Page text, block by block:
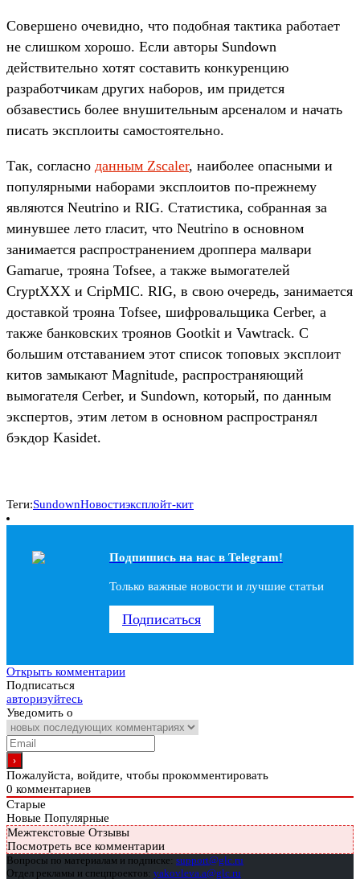
Совершено очевидно, что подобная тактика работает
не слишком хорошо. Если авторы Sundown
действительно хотят составить конкуренцию
разработчикам других наборов, им придется
обзавестись более внушительным арсеналом и начать
писать эксплоиты самостоятельно.
Так, согласно данным Zscaler, наиболее опасными и
популярными наборами эксплоитов по-прежнему
являются Neutrino и RIG. Статистика, собранная за
минувшее лето гласит, что Neutrino в основном
занимается распространением дроппера малвари
Gamarue, трояна Tofsee, а также вымогателей
CryptXXX и CripMIC. RIG, в свою очередь, занимается
доставкой трояна Tofsee, шифровальщика Cerber, а
также банковских троянов Gootkit и Vawtrack. С
большим отставанием этот список топовых эксплоит
китов замыкают Magnitude, распространяющий
вымогателя Cerber, и Sundown, который, по данным
экспертов, этим летом в основном распространял
бэкдор Kasidet.
Теги:SundownНовостиэксплойт-кит
Подпишись на наc в Telegram!
Только важные новости и лучшие статьи
Подписаться
Открыть комментарии
Подписаться
авторизуйтесь
Уведомить о
Пожалуйста, войдите, чтобы прокомментировать
0 комментариев
Старые
Новые Популярные
Межтекстовые Отзывы
Посмотреть все комментарии
Вопросы по материалам и подписке: support@glc.ru
Отдел рекламы и спецпроектов: yakovleva.a@glc.ru